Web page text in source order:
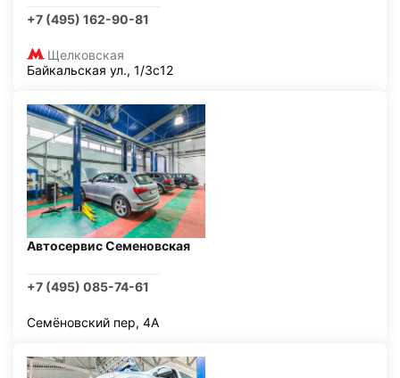
+7 (495) 162-90-81
Щелковская
Байкальская ул., 1/3с12
Автосервис Семеновская
+7 (495) 085-74-61
Семёновский пер, 4А